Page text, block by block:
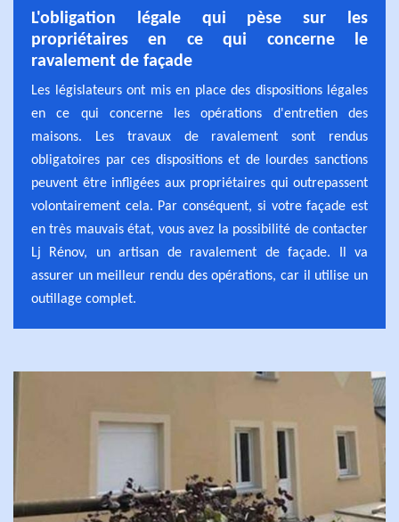
L'obligation légale qui pèse sur les
propriétaires en ce qui concerne le
ravalement de façade
Les législateurs ont mis en place des dispositions légales
en ce qui concerne les opérations d'entretien des
maisons. Les travaux de ravalement sont rendus
obligatoires par ces dispositions et de lourdes sanctions
peuvent être infligées aux propriétaires qui outrepassent
volontairement cela. Par conséquent, si votre façade est
en très mauvais état, vous avez la possibilité de contacter
Lj Rénov, un artisan de ravalement de façade. Il va
assurer un meilleur rendu des opérations, car il utilise un
outillage complet.